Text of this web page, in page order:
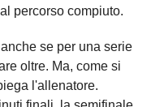
percorso compiuto.
se per una serie
oltre. Ma, come si
l'allenatore.